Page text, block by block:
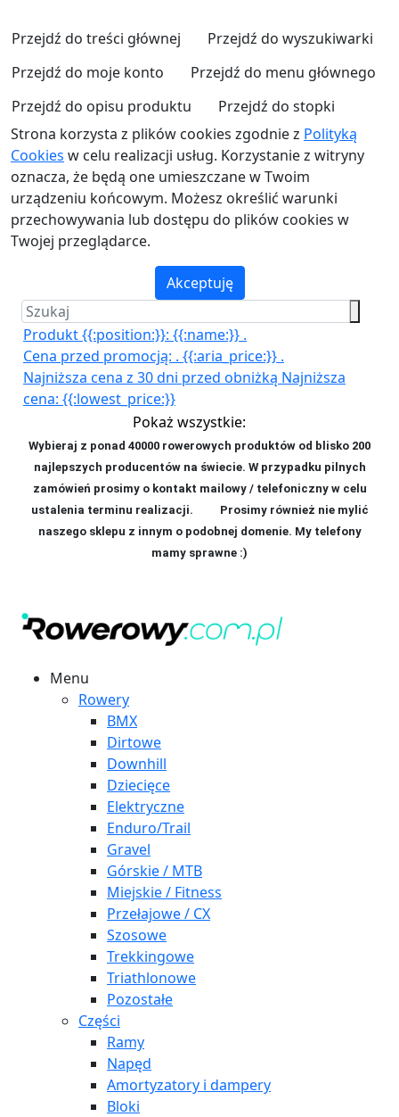
Przejdź do treści głównej
Przejdź do wyszukiwarki
Przejdź do moje konto
Przejdź do menu głównego
Przejdź do opisu produktu
Przejdź do stopki
Strona korzysta z plików cookies zgodnie z Polityką
Cookies w celu realizacji usług. Korzystanie z witryny
oznacza, że będą one umieszczane w Twoim
urządzeniu końcowym. Możesz określić warunki
przechowywania lub dostępu do plików cookies w
Twojej przeglądarce.
Akceptuję
Produkt {{:position:}}: {{:name:}} .
Cena przed promocją: . {{:aria_price:}} .
Najniższa cena z 30 dni przed obniżką Najniższa
cena: {{:lowest_price:}}
Pokaż wszystkie:
Wybieraj z ponad 40000 rowerowych produktów od blisko 200
najlepszych producentów na świecie. W przypadku pilnych
zamówień prosimy o kontakt mailowy / telefoniczny w celu
ustalenia terminu realizacji. Prosimy również nie mylić
naszego sklepu z innym o podobnej domenie. My telefony
mamy sprawne :)
Menu
Rowery
BMX
Dirtowe
Downhill
Dziecięce
Elektryczne
Enduro/Trail
Gravel
Górskie / MTB
Miejskie / Fitness
Przełajowe / CX
Szosowe
Trekkingowe
Triathlonowe
Pozostałe
Części
Ramy
Napęd
Amortyzatory i dampery
Bloki